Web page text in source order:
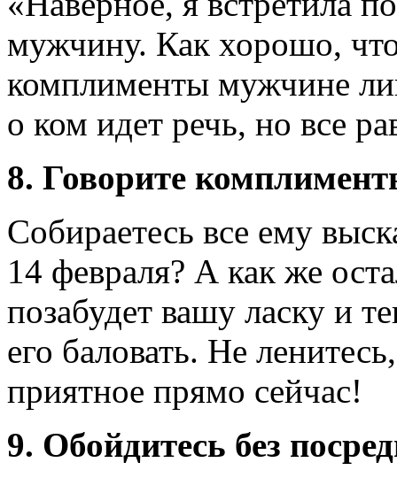
мужчину. Как хорошо,
комплименты мужчине
о ком идет речь, но все
8. Говорите
Собираетесь все ему
14 февраля? А как же
позабудет вашу ласку и
его баловать. Не
приятное прямо сейчас!
9. Обойдитесь без